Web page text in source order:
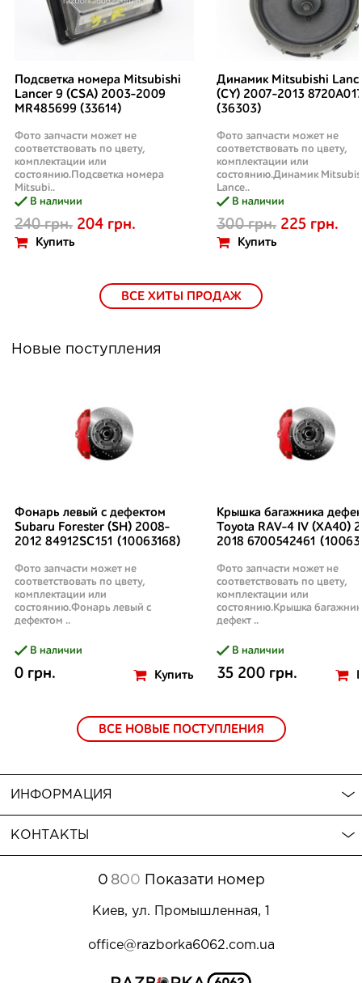
Подсветка номера Mitsubishi
Lancer 9 (CSA) 2003-2009
MR485699 (33614)
Фото запчасти может не
соответствовать по цвету,
комплектации или
состоянию.Подсветка номера
Mitsubi..
В наличии
240 грн. 204 грн.
Купить
Динамик Mitsubishi
(CY) 2007-2013
(36303)
Фото запчасти может не
соответствовать по цвету,
комплектации или
состоянию.Динамик
Lance..
В наличии
300 грн. 225 грн.
Купить
ВСЕ ХИТЫ ПРОДАЖ
Новые поступления
Фонарь левый с дефектом
Subaru Forester (SH) 2008-
2012 84912SC151 (10063168)
Фото запчасти может не
соответствовать по цвету,
комплектации или
состоянию.Фонарь левый с
дефектом ..
В наличии
0 грн. Купить
Крышка багажника
Toyota RAV-4 IV (XA40)
2018 6700542461
Фото запчасти может не
соответствовать по цвету,
комплектации или
состоянию.Крышка
дефект ..
В наличии
35 200 грн.
ВСЕ НОВЫЕ ПОСТУПЛЕНИЯ
ИНФОРМАЦИЯ
КОНТАКТЫ
0 800 Показати номер
Киев, ул. Промышленная, 1
office@razborka6062.com.ua